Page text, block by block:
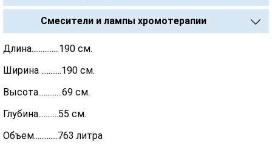
Смесители и лампы хромотерапии
Длина...............190 см.
Ширина ...........190 см.
Высота.............69 см.
Глубина...........55 см.
Объем.............763 литра